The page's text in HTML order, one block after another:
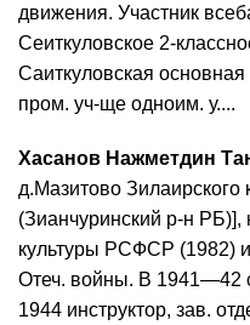
движения. Участник
Сеиткуловское 2-
Саиткуловская
пром. уч-ще одноим. у....
Хасанов Нажметдин
д.Мазитово
(Зианчуринский р-н РБ)],
культуры РСФСР (1982)
Отеч. войны. В 1941—42
1944 инструктор, зав.